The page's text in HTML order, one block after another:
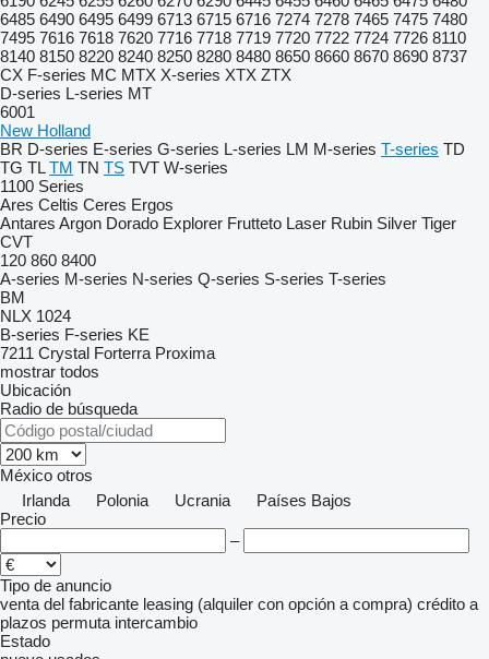
6485 6490 6495 6499 6713 6715 6716 7274 7278 7465 7475 7480
7495 7616 7618 7620 7716 7718 7719 7720 7722 7724 7726 8110
8140 8150 8220 8240 8250 8280 8480 8650 8660 8670 8690 8737
CX F-series MC MTX X-series XTX ZTX
D-series L-series MT
6001
New Holland
BR D-series E-series G-series L-series LM M-series T-series TD
TG TL TM TN TS TVT W-series
1100 Series
Ares Celtis Ceres Ergos
Antares Argon Dorado Explorer Frutteto Laser Rubin Silver Tiger
CVT
120 860 8400
A-series M-series N-series Q-series S-series T-series
BM
NLX 1024
B-series F-series KE
7211 Crystal Forterra Proxima
mostrar todos
Ubicación
Radio de búsqueda
México otros
Irlanda
Polonia Ucrania
Países Bajos
Precio
–
Tipo de anuncio
venta del fabricante leasing (alquiler con opción a compra) crédito a
plazos permuta intercambio
Estado